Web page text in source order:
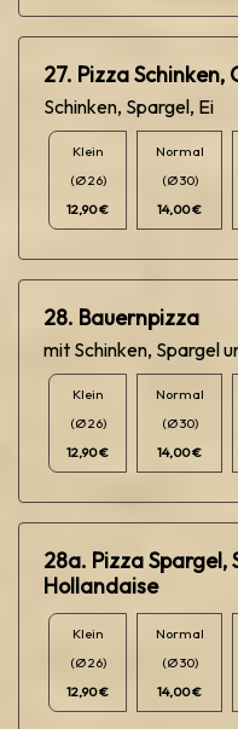
27. Pizza Schinken,
Schinken, Spargel, Ei
Klein
(Ø 26)
12,90 €
Normal
(Ø 30)
14,00 €
28. Bauernpizza
mit Schinken, Spargel
Klein
(Ø 26)
12,90 €
Normal
(Ø 30)
14,00 €
28a. Pizza Spargel,
Hollandaise
Klein
(Ø 26)
12,90 €
Normal
(Ø 30)
14,00 €